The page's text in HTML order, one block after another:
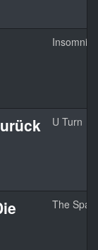
Insomnia
U Turn
The